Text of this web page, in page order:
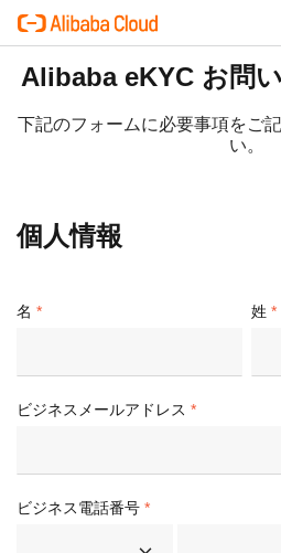
Alibaba eKYC お問
下記のフォームに必要事項をご
い。
個人情報
名 姓
ビジネスメールアドレス
ビジネス電話番号